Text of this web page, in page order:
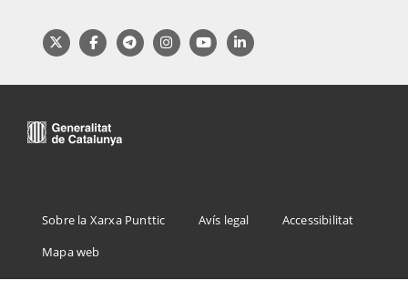
Menu
Footer
Sobre la Xarxa Punttic Avís legal
Accessibilitat
Mapa web